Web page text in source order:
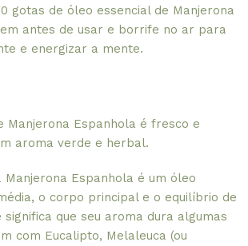
gotas de óleo essencial de Manjerona
antes de usar e borrife no ar para
e energizar a mente.
Manjerona Espanhola é fresco e
aroma verde e herbal.
Espanhola é um óleo
o corpo principal e o equilíbrio de
significa que seu aroma dura algumas
com Eucalipto, Melaleuca (ou